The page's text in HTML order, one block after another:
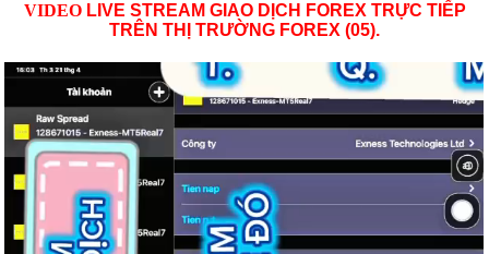
VIDEOLIVE STREAM GIAO DỊCH FOREX TRỰC TIẾP
TRÊN THỊ TRƯỜNG FOREX (05).